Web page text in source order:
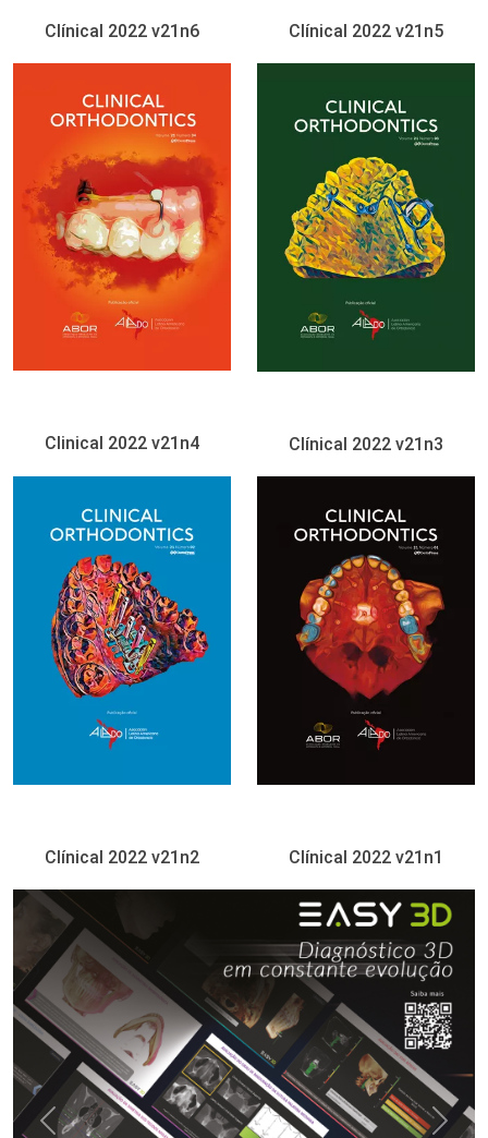
Clínical 2022 v21n6 Clínical 2022 v21n5
Clinical 2022 v21n4 Clínical 2022 v21n3
Clínical 2022 v21n2 Clínical 2022 v21n1
Previous Next